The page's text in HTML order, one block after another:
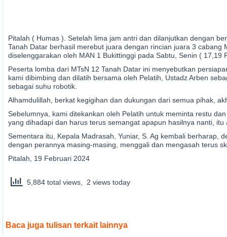
Pitalah ( Humas ). Setelah lima jam antri dan dilanjutkan dengan
Tanah Datar berhasil merebut juara dengan rincian juara 3
diselenggarakan oleh MAN 1 Bukittinggi pada Sabtu, Senin ( 17,19
Peserta lomba dari MTsN 12 Tanah Datar ini menyebutkan
kami dibimbing dan dilatih bersama oleh Pelatih, Ustadz Arben
sebagai suhu robotik.
Alhamdulillah, berkat kegigihan dan dukungan dari semua pihak,
Sebelumnya, kami ditekankan oleh Pelatih untuk meminta restu
yang dihadapi dan harus terus semangat apapun hasilnya nanti,
Sementara itu, Kepala Madrasah, Yuniar, S. Ag kembali berharap,
dengan perannya masing-masing, menggali dan mengasah terus
Pitalah, 19 Februari 2024
5,884 total views, 2 views today
Baca juga tulisan terkait lainnya